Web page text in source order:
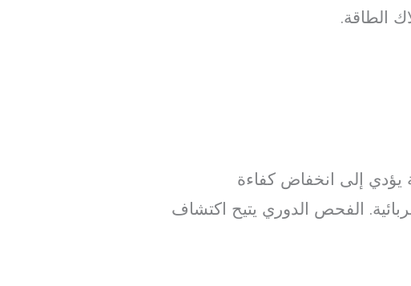
الطاقة.
يؤدي إلى انخفاض كفاءة
الفحص الدوري يتيح اكتشاف